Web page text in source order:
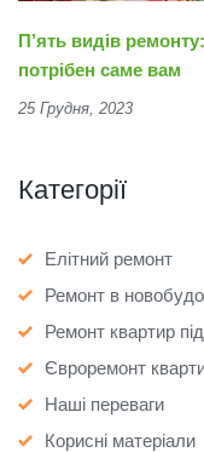
П’ять видів
потрібен саме вам
25 Грудня, 2023
Категорії
Елітний ремонт
Ремонт в
Ремонт квартир
Євроремонт
Наші переваги
Корисні матеріали